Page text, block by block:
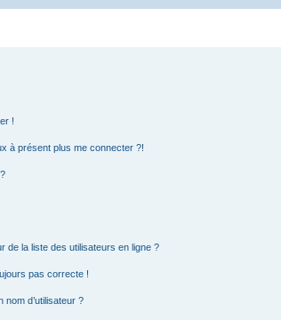
!
à présent plus me connecter ?!
de la liste des utilisateurs en ligne ?
pas correcte !
d’utilisateur ?